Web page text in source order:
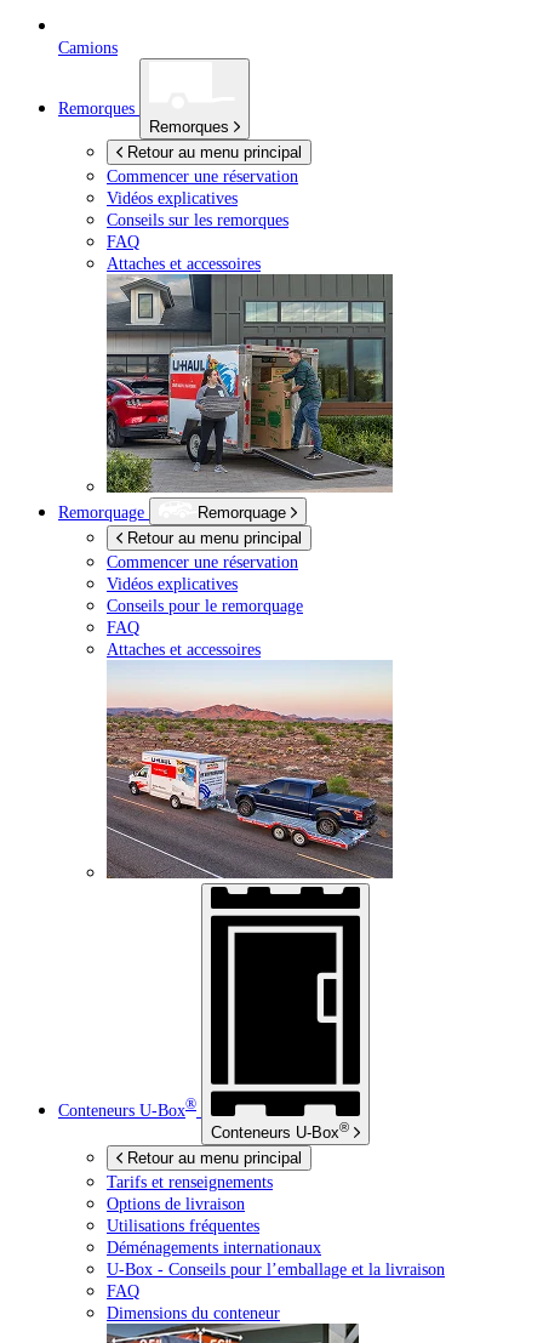
Camions
Remorques
Remorques
Retour au menu principal
Commencer une réservation
Vidéos explicatives
Conseils sur les remorques
FAQ
Attaches et accessoires
Remorquage
Remorquage
Retour au menu principal
Commencer une réservation
Vidéos explicatives
Conseils pour le remorquage
FAQ
Attaches et accessoires
Conteneurs U-Box®
Conteneurs U-Box®
Retour au menu principal
Tarifs et renseignements
Options de livraison
Utilisations fréquentes
Déménagements internationaux
U-Box - Conseils pour l’emballage et la livraison
FAQ
Dimensions du conteneur